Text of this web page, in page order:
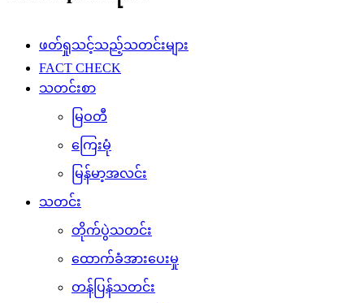
ဖတ်ရှုသင့်သည့်သတင်းများ
FACT CHECK
သတင်းစာ
မြဝတီ
ကြေးမုံ
မြန်မာ့အလင်း
သတင်း
တိုက်ပွဲသတင်း
ထောက်ခံအားပေးမှု
တန်ပြန်သတင်း